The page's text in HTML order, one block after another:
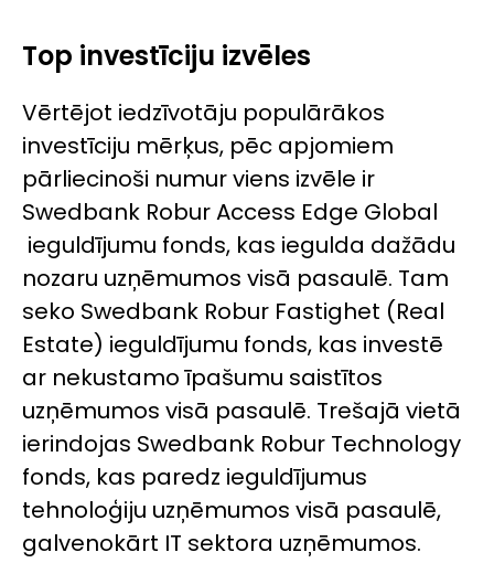
Top investīciju izvēles
Vērtējot iedzīvotāju populārākos
investīciju mērķus, pēc apjomiem
pārliecinoši numur viens izvēle ir
Swedbank Robur Access Edge Global
ieguldījumu fonds, kas iegulda dažādu
nozaru uzņēmumos visā pasaulē. Tam
seko Swedbank Robur Fastighet (Real
Estate) ieguldījumu fonds, kas investē
ar nekustamo īpašumu saistītos
uzņēmumos visā pasaulē. Trešajā vietā
ierindojas Swedbank Robur Technology
fonds, kas paredz ieguldījumus
tehnoloģiju uzņēmumos visā pasaulē,
galvenokārt IT sektora uzņēmumos.